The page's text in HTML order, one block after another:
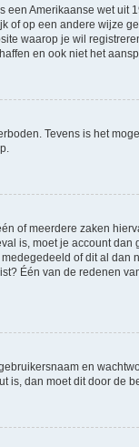
een Amerikaanse wet
of op een andere wijze
waarop je wil
en ook niet het
Tevens is het
of meerdere zaken
is, moet je account
of dit al
Één van de redenen
en
is, dan moet dit door de